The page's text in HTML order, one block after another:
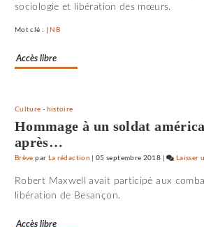
sociologie et libération des mœurs.
Mot clé : |NB
Accès libre
Culture - histoire
Hommage à un soldat
après…
Brève par La rédaction |05 septembre 2018 | Laisser
Robert Maxwell avait participé aux
libération de Besançon.
Accès libre